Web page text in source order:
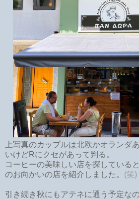
上写真のカップルは北欧かオランダ
いけどRにクセがあって判る。
コーヒーの美味しい店を探している
のお向かいの店を紹介しました。 (笑)
引き続き秋にもアテネに通う予定な